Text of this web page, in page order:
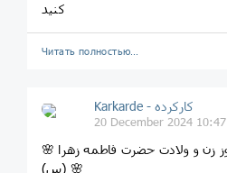
کنید
Читать полностью…
Karkarde - کارکرده
20 December 2024 10:47
🌸 تخفیف ویژه به مناسبت روز زن و ولادت حضرت فاطمه زهرا
(س) 🌸